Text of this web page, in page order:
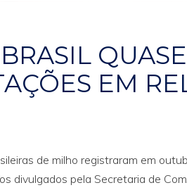
EM
de milho registraram em
divulgados pela Secretaria de